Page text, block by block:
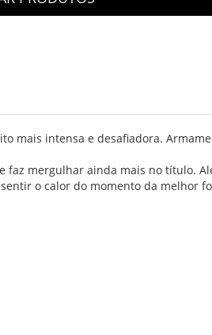
mais intensa e desafiadora.
faz mergulhar ainda mais no título.
o calor do momento da melhor